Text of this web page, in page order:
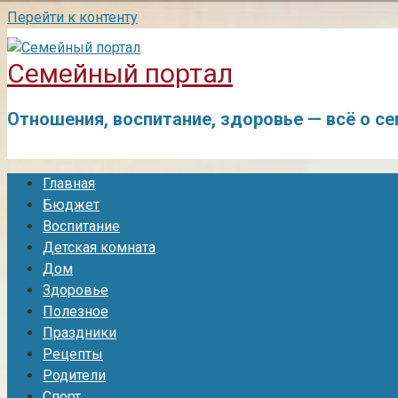
Перейти к контенту
Семейный портал
Отношения, воспитание, здоровье — всё о
Главная
Бюджет
Воспитание
Детская комната
Дом
Здоровье
Полезное
Праздники
Рецепты
Родители